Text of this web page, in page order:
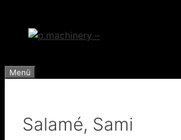
springen
Menü
Salamé, Sami